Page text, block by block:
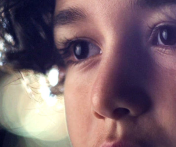
Scientology Bekenntnisse und
Kodizes
Was Scientologen über Scientology
sagen
Lernen Sie einen Scientologen kennen
Innerhalb einer Scientology Kirche
Die Grundprinzipien der Scientology
Eine Einführung in die Dianetik
Liebe und Hass – Was ist Größe?